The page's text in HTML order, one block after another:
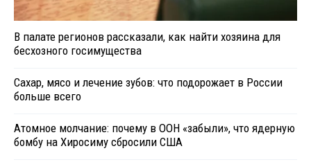
В палате регионов рассказали, как найти хозяина для
бесхозного госимущества
Сахар, мясо и лечение зубов: что подорожает в России
больше всего
Атомное молчание: почему в ООН «забыли», что ядерную
бомбу на Хиросиму сбросили США